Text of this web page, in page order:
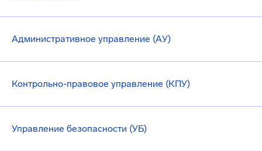
Административное управление (АУ)
Контрольно-правовое управление (КПУ)
Управление безопасности (УБ)